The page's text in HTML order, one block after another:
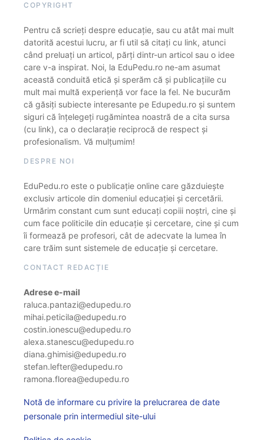
COPYRIGHT
Pentru că scrieți despre educație, sau cu atât mai mult
datorită acestui lucru, ar fi util să citați cu link, atunci
când preluați un articol, părți dintr-un articol sau o idee
care v-a inspirat. Noi, la EduPedu.ro ne-am asumat
această conduită etică și sperăm că și publicațiile cu
mult mai multă experiență vor face la fel. Ne bucurăm
că găsiți subiecte interesante pe Edupedu.ro și suntem
siguri că înțelegeți rugămintea noastră de a cita sursa
(cu link), ca o declarație reciprocă de respect și
profesionalism. Vă mulțumim!
DESPRE NOI
EduPedu.ro este o publicație online care găzduiește
exclusiv articole din domeniul educației și cercetării.
Urmărim constant cum sunt educați copiii noștri, cine și
cum face politicile din educație și cercetare, cine și cum
îi formează pe profesori, cât de adecvate la lumea în
care trăim sunt sistemele de educație și cercetare.
CONTACT REDACȚIE
Adrese e-mail
raluca.pantazi@edupedu.ro
mihai.peticila@edupedu.ro
costin.ionescu@edupedu.ro
alexa.stanescu@edupedu.ro
diana.ghimisi@edupedu.ro
stefan.lefter@edupedu.ro
ramona.florea@edupedu.ro
Notă de informare cu privire la prelucrarea de date
personale prin intermediul site-ului